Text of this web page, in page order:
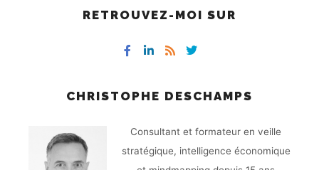
RETROUVEZ-MOI SUR
CHRISTOPHE DESCHAMPS
Consultant et formateur en veille
stratégique, intelligence économique